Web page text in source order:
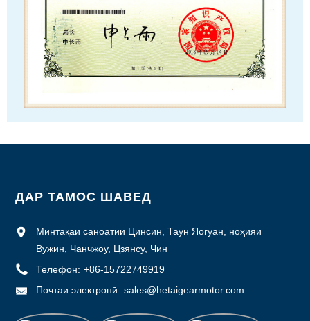
ДАР ТАМОС ШАВЕД
Минтақаи саноатии Цинсин, Таун Яогуан, ноҳияи
Вужин, Чанчжоу, Цзянсу, Чин
Телефон: +86-15722749919
Почтаи электронӣ: sales@hetaigearmotor.com